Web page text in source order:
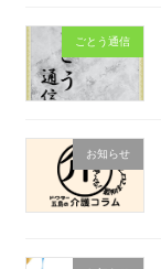
ごとう通信
お知らせ